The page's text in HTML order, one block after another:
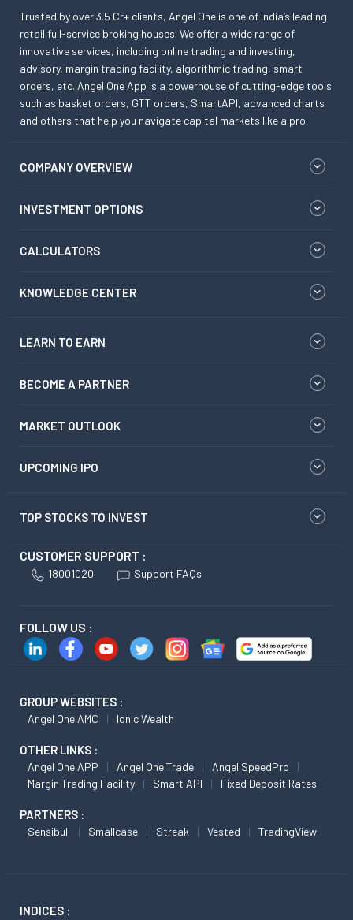
Trusted by over 3.5 Cr+ clients, Angel One is one of India’s leading
retail full-service broking houses. We offer a wide range of
innovative services, including online trading and investing,
advisory, margin trading facility, algorithmic trading, smart
orders, etc. Angel One App is a powerhouse of cutting-edge tools
such as basket orders, GTT orders, SmartAPI, advanced charts
and others that help you navigate capital markets like a pro.
COMPANY OVERVIEW
INVESTMENT OPTIONS
CALCULATORS
KNOWLEDGE CENTER
LEARN TO EARN
BECOME A PARTNER
MARKET OUTLOOK
UPCOMING IPO
TOP STOCKS TO INVEST
CUSTOMER SUPPORT :
18001020 Support FAQs
FOLLOW US :
GROUP WEBSITES :
Angel One AMC Ionic Wealth
OTHER LINKS :
Angel One APP Angel One Trade
Angel SpeedPro
Margin Trading Facility
Smart API Fixed Deposit Rates
PARTNERS :
Sensibull Smallcase Streak Vested TradingView
INDICES :